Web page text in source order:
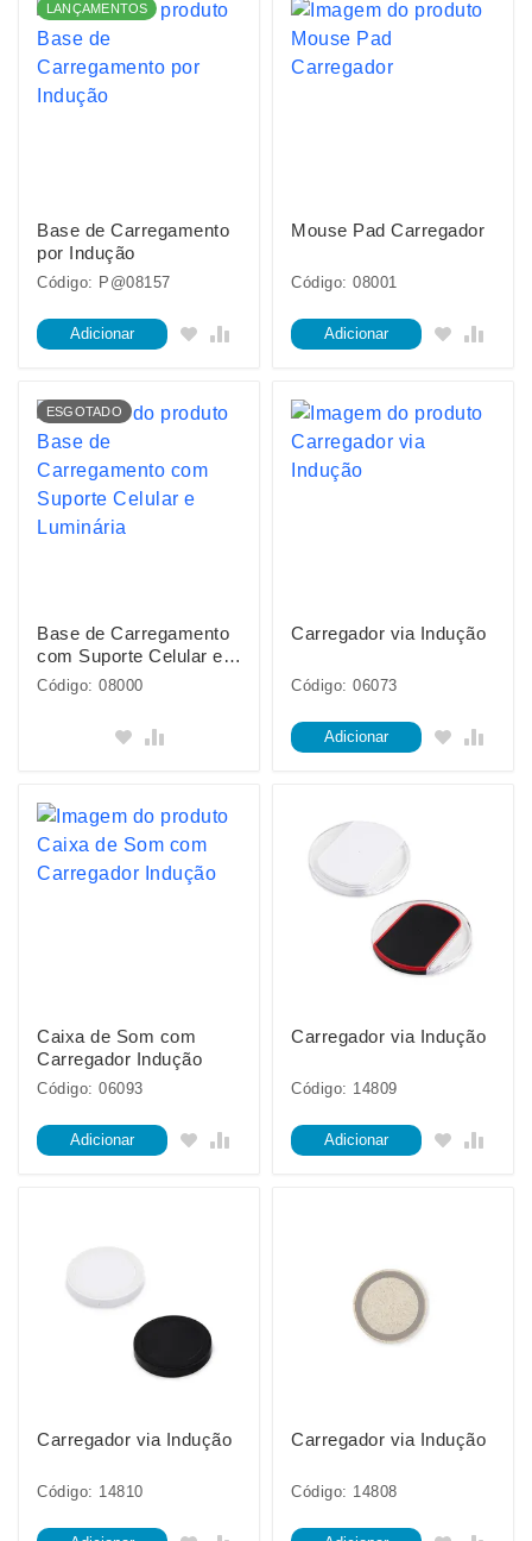
LANÇAMENTOS
Base de Carregamento
por Indução
Código: P@08157
Adicionar
Mouse Pad Carregador
Código: 08001
Adicionar
ESGOTADO
Base de Carregamento
com Suporte Celular e
Luminária
Código: 08000
Carregador via Indução
Código: 06073
Adicionar
Caixa de Som com
Carregador Indução
Código: 06093
Adicionar
Carregador via Indução
Código: 14809
Adicionar
Carregador via Indução
Código: 14810
Carregador via Indução
Código: 14808